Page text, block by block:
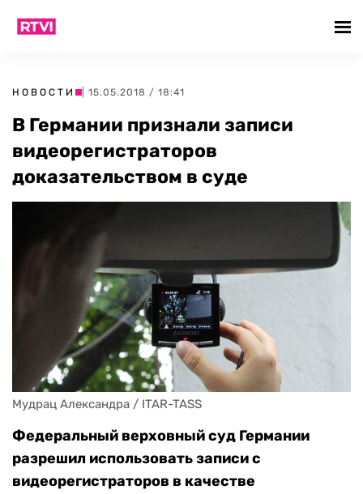
НОВОСТИ | 15.05.2018 / 18:41
В Германии признали записи
видеорегистраторов
доказательством в суде
Мудрац Александра / ITAR-TASS
Федеральный верховный суд Германии
разрешил использовать записи с
видеорегистраторов в качестве